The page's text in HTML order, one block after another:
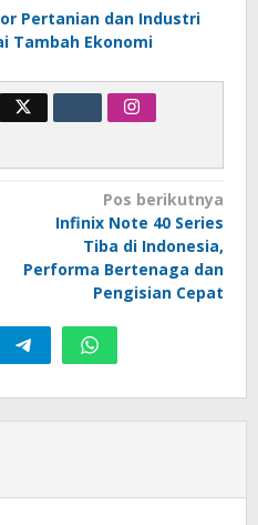
Pertanian dan Industri
Tambah Ekonomi
Pos berikutnya
Infinix Note 40 Series
Tiba di Indonesia,
Performa Bertenaga dan
Pengisian Cepat